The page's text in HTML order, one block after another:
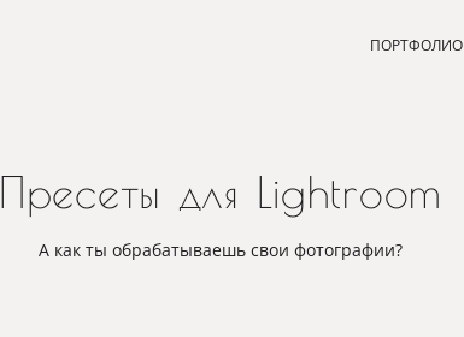
ПОРТФОЛИО
Пресеты для Lightroom
А как ты обрабатываешь свои фотографии?